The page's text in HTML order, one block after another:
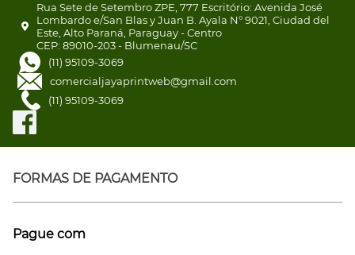
Rua Sete de Setembro ZPE, 777 Escritório: Avenida José
Lombardo e/San Blas y Juan B. Ayala N° 9021, Ciudad del
Este, Alto Paraná, Paraguay - Centro
CEP: 89010-203 - Blumenau/SC
(11) 95109-3069
comercialjayaprintweb@gmail.com
(11) 95109-3069
FORMAS DE PAGAMENTO
Pague com